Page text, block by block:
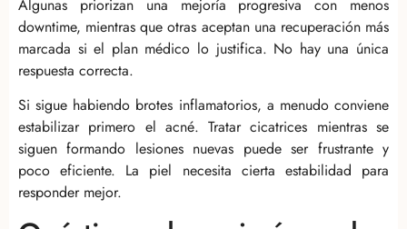
Algunas priorizan una mejoría progresiva con menos
downtime, mientras que otras aceptan una recuperación más
marcada si el plan médico lo justifica. No hay una única
respuesta correcta.
Si sigue habiendo brotes inflamatorios, a menudo conviene
estabilizar primero el acné. Tratar cicatrices mientras se
siguen formando lesiones nuevas puede ser frustrante y
poco eficiente. La piel necesita cierta estabilidad para
responder mejor.